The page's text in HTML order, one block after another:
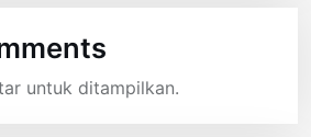
untuk ditampilkan.